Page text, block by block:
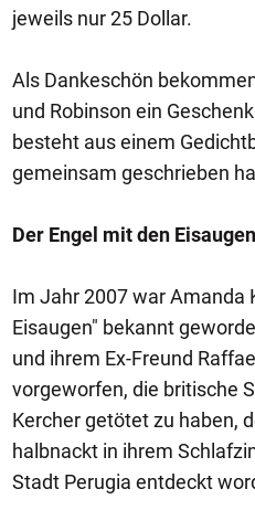
jeweils nur 25 Dollar.
Als Dankeschön
und Robinson ein
besteht aus einem
gemeinsam geschrieben
Der Engel mit den Eisaugen
Im Jahr 2007 war Amanda
Eisaugen" bekannt
und ihrem Ex-Freund
vorgeworfen, die britische
Kercher getötet zu haben,
halbnackt in ihrem
Stadt Perugia entdeckt